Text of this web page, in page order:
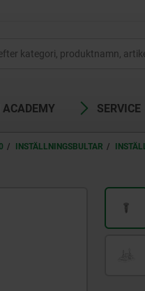
ACADEMY SERVICE
INSTÄLLNINGSBULTAR